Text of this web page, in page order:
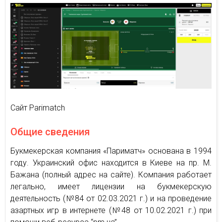
Сайт Parimatch
Общие сведения
Букмекерская компания «Париматч» основана в 1994
году. Украинский офис находится в Киеве на пр. М.
Бажана (полный адрес на сайте). Компания работает
легально, имеет лицензии на букмекерскую
деятельность (№84 от 02.03.2021 г.) и на проведение
азартных игр в интернете (№48 от 10.02.2021 г.) при